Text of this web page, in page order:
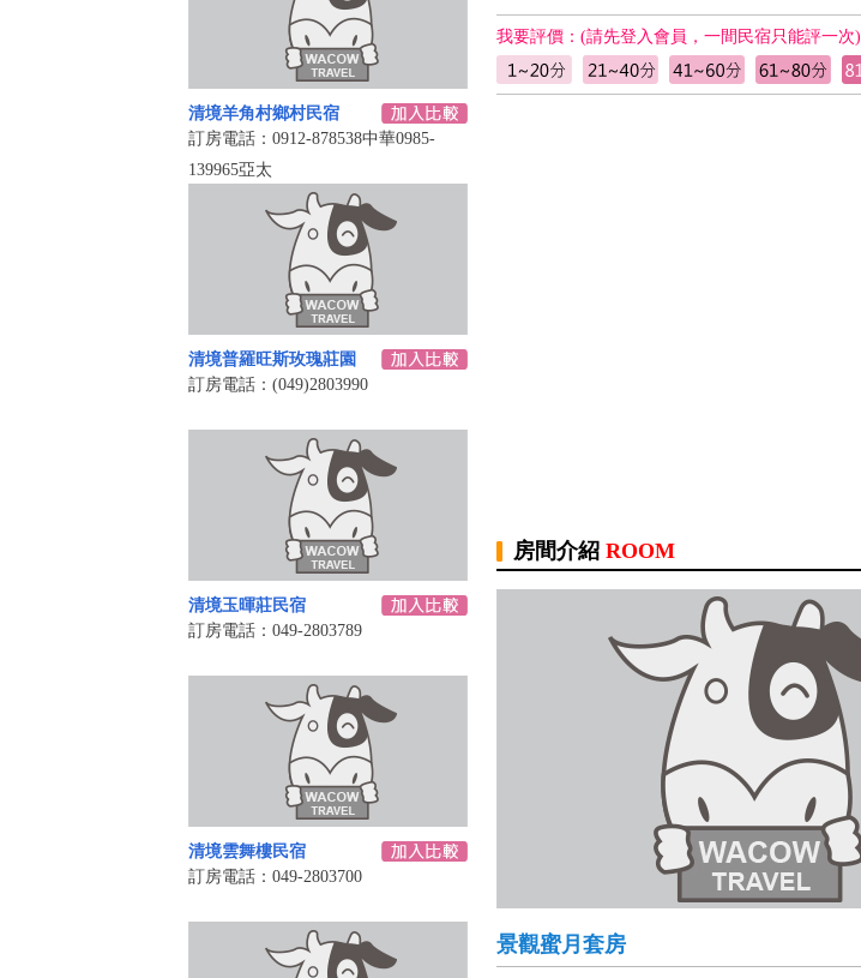
清境羊角村鄉村民宿
訂房電話：0912-878538中華0985-
139965亞太
清境普羅旺斯玫瑰莊園
訂房電話：(049)2803990
清境玉暉莊民宿
訂房電話：049-2803789
清境雲舞樓民宿
訂房電話：049-2803700
我要評價：(請先登入會員，一間民宿只能評一次)
房間介紹 ROOM
景觀蜜月套房